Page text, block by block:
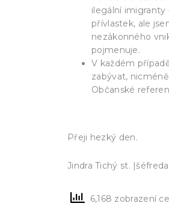
ilegální
přívlastek, ale
nezákonného
pojmenuje.
V každém
zabývat,
Občanské
Přeji hezký den.
Jindra Tichý st.
6,168 zobrazení